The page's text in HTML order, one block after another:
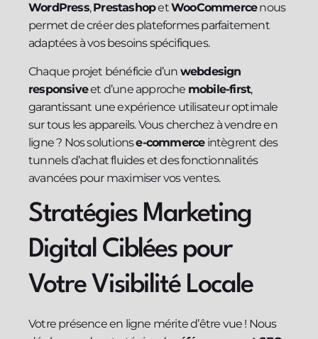
WordPress,PrestashopetWooCommercenous
permet de créer des plateformes parfaitement
adaptées à vos besoins spécifiques.
Chaque projet bénéficie d’un webdesign
responsiveet d’une approche mobile-first,
garantissant une expérience utilisateur optimale
sur tous les appareils. Vous cherchez à vendre en
ligne ? Nos solutionse-commerceintègrent des
tunnels d’achat fluides et des fonctionnalités
avancées pour maximiser vos ventes.
Stratégies Marketing
Digital Ciblées pour
Votre Visibilité Locale
Votre présence en ligne mérite d’être vue ! Nous